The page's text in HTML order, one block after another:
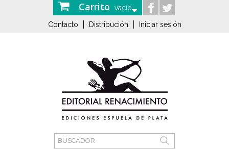
Carrito vacío
Contacto Distribución Iniciar sesión